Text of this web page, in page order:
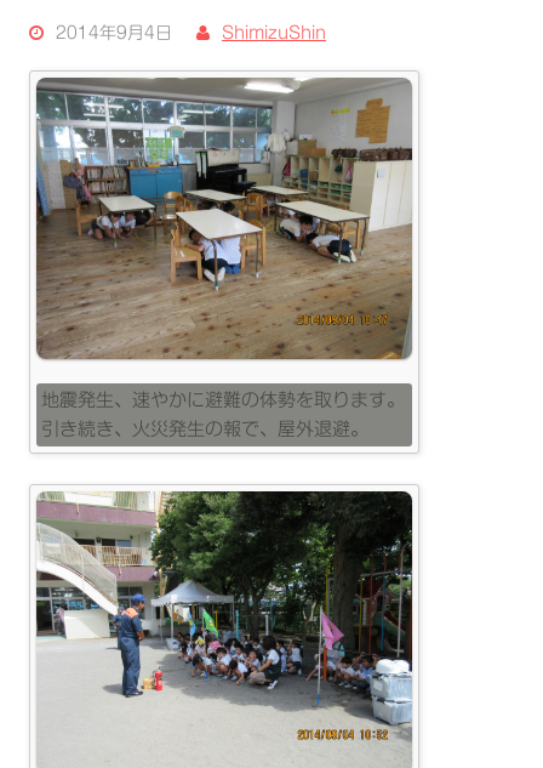
2014年9月4日 ShimizuShin
地震発生、速やかに避難の体勢を取ります。
引き続き、火災発生の報で、屋外退避。